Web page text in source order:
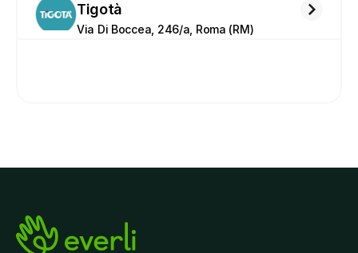
Tigotà
Via Di Boccea, 246/a, Roma (RM)